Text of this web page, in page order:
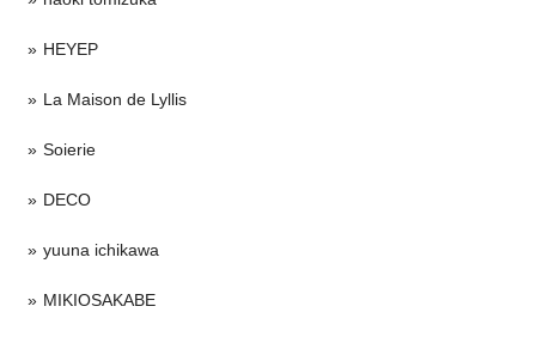
HEYEP
La Maison de Lyllis
Soierie
DECO
yuuna ichikawa
MIKIOSAKABE